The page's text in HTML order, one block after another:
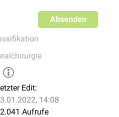
Absenden
Edit:
14:08
Aufrufe